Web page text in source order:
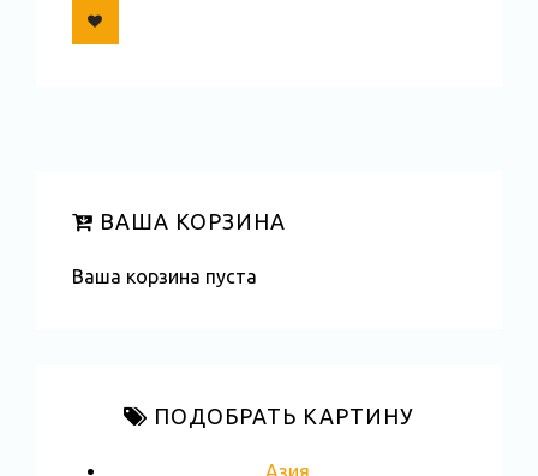
ВАША КОРЗИНА
Ваша корзина пуста
ПОДОБРАТЬ КАРТИНУ
Азия